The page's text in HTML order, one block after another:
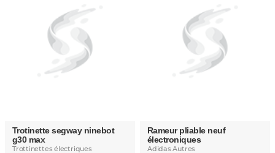
Trotinette segway ninebot
g30 max
Trottinettes électriques
Rameur pliable neuf
électroniques
Adidas Autres